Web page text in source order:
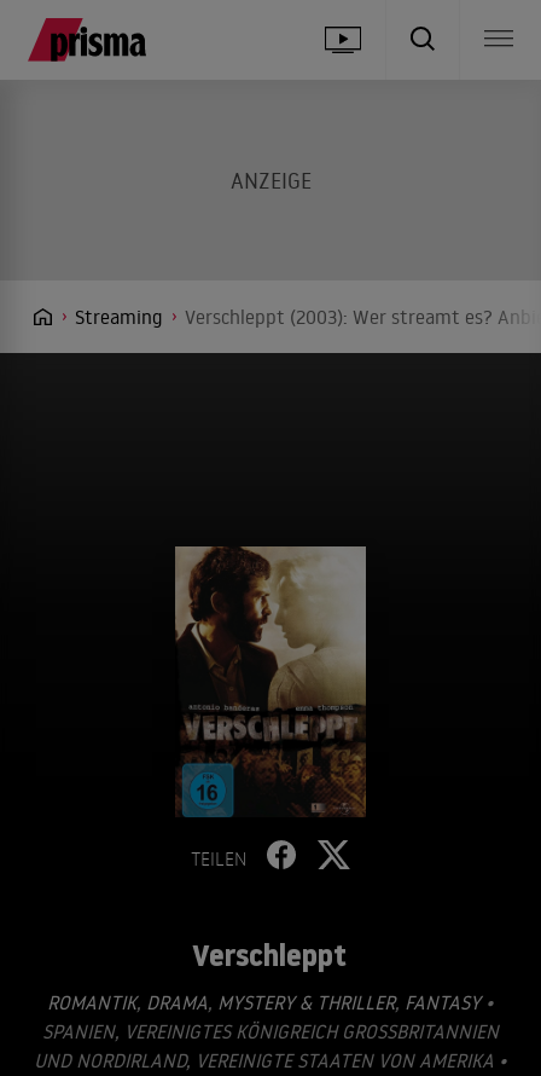
Streaming Verschleppt (2003): Wer streamt es?
TEILEN
Verschleppt
ROMANTIK, DRAMA, MYSTERY & THRILLER, FANTASY•
SPANIEN, VEREINIGTES KÖNIGREICH GROSSBRITANNIEN U
ND NORDIRLAND, VEREINIGTE STAATEN VON AMERIKA • 2